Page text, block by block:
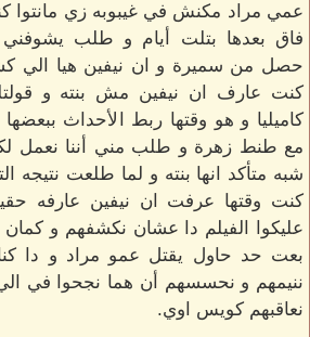
عمي مراد مكنش في غيبوبه زي مانتوا
فاق بعدها بتلت أيام و طلب
حصل من سميرة و ان نيفين هيا الي
كنت عارف ان نيفين مش بنته و
كاميليا و هو وقتها ربط الأحداث
شبه متأكد انها بنته و لما طلعت نتيجه
كنت وقتها عرفت ان نيفين عارفه
عليكوا الفيلم دا عشان نكشفهم و
بعت حد حاول يقتل عمو مراد و دا كنا
ننيمهم و نحسسهم أن هما نجحوا في
نعاقبهم كويس اوي.